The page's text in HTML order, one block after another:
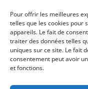
Pour offrir les meilleures
telles que les cookies pour
appareils. Le fait de
traiter des données telles
uniques sur ce site. Le fait
consentement peut avoir
et fonctions.